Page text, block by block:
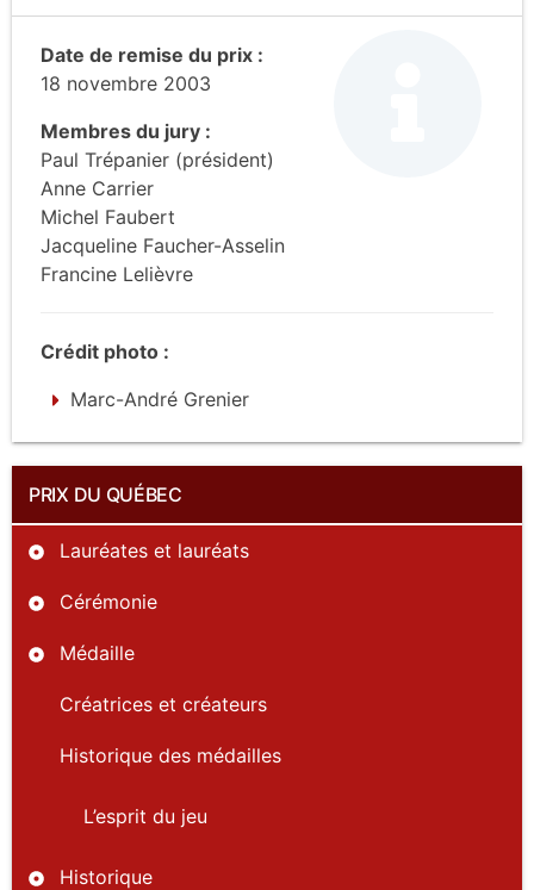
PRIX DU QUÉBEC
Lauréates et lauréats
Cérémonie
Médaille
Créatrices et créateurs
Historique des médailles
L’esprit du jeu
Historique
Date de remise du prix :
18 novembre 2003
Membres du jury :
Paul Trépanier (président)
Anne Carrier
Michel Faubert
Jacqueline Faucher-Asselin
Francine Lelièvre
Crédit photo :
Marc-André Grenier